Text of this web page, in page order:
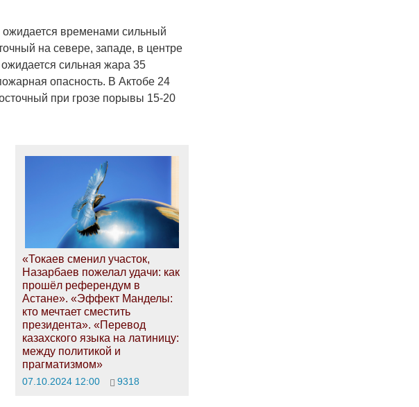
временами сильный
на севере, западе, в центре
сильная жара 35
опасность. В Актобе 24
при грозе порывы 15-20
«Токаев сменил участок,
Назарбаев пожелал удачи: как
прошёл референдум в
Астане». «Эффект Манделы:
кто мечтает сместить
президента». «Перевод
казахского языка на латиницу:
между политикой и
прагматизмом»
07.10.2024 12:00 9318